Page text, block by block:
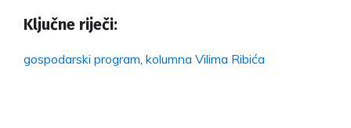
Ključne riječi:
gospodarski program kolumna Vilima Ribića